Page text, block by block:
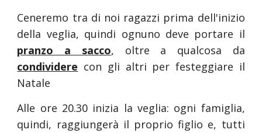
Ceneremo tra di noi ragazzi prima dell'inizio
della veglia, quindi ognuno deve portare il
pranzo a sacco, oltre a qualcosa da
condividere con gli altri per festeggiare il
Natale
Alle ore 20.30 inizia la veglia: ogni famiglia,
quindi, raggiungerà il proprio figlio e, tutti